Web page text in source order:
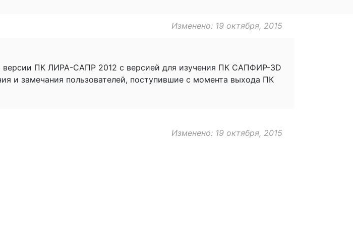
Изменено: 19 октября, 2015
версии ПК ЛИРА-САПР 2012 с версией для изучения ПК САПФИР-3D
и замечания пользователей, поступившие с момента выхода ПК
Изменено: 19 октября, 2015